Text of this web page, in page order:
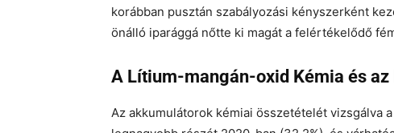
korábban pusztán szabályozási kényszerként
önálló iparággá nőtte ki magát a felértékelődő
A Lítium-mangán-oxid Kémia és
Az akkumulátorok kémiai összetételét vizsgálva